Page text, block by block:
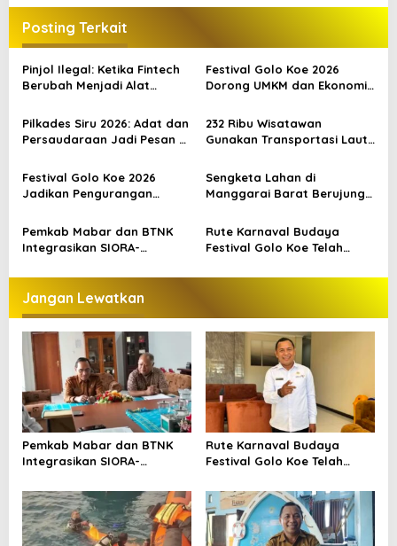
i
g
a
s
i
p
s
Posting Terkait
Pinjol Ilegal: Ketika Fintech
Berubah Menjadi Alat
Festival Golo Koe 2026
Dorong UMKM dan Ekonomi
Laut Jadi Puncak Acara
Pilkades Siru 2026: Adat dan
Persaudaraan Jadi Pesan di
232 Ribu Wisatawan
Gunakan Transportasi Laut
Keselamatan Jadi Prioritas
Festival Golo Koe 2026
Jadikan Pengurangan
Bersama Warga Labuan
Bajo
Sengketa Lahan di
Manggarai Barat Berujung
Pondok Dibakar
Pemkab Mabar dan BTNK
Integrasikan SIORA-
Rute Karnaval Budaya
Festival Golo Koe Telah
Jangan Lewatkan
Pemkab Mabar dan BTNK
Integrasikan SIORA-
Rute Karnaval Budaya
Festival Golo Koe Telah